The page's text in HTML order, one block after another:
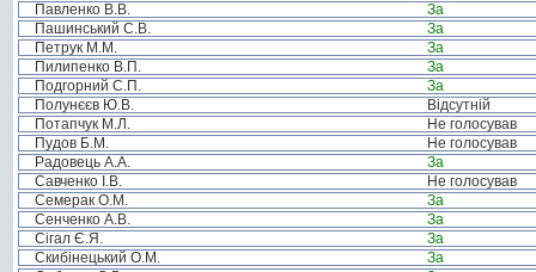
Павленко В.В.
За
Пашинський С.В.
За
Петрук М.М.
За
Пилипенко В.П.
За
Подгорний С.П.
За
Полунєєв Ю.В.
Відсутній
Потапчук М.Л.
Не голосував
Пудов Б.М.
Не голосував
Радовець А.А.
За
Савченко І.В.
Не голосував
Семерак О.М.
За
Сенченко А.В.
За
Сігал Є.Я.
За
Скибінецький О.М.
За